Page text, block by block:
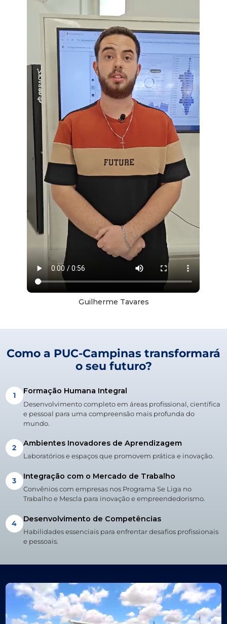
Guilherme Tavares
Como a PUC-Campinas transformará
o seu futuro?
1 Formação Humana Integral
Desenvolvimento completo em áreas profissional, científica
e pessoal para uma compreensão mais profunda do
mundo.
2 Ambientes Inovadores de Aprendizagem
Laboratórios e espaços que promovem prática e inovação.
3 Integração com o Mercado de Trabalho
Convênios com empresas nos Programa Se Liga no
Trabalho e Mescla para inovação e empreendedorismo.
4 Desenvolvimento de Competências
Habilidades essenciais para enfrentar desafios profissionais
e pessoais.